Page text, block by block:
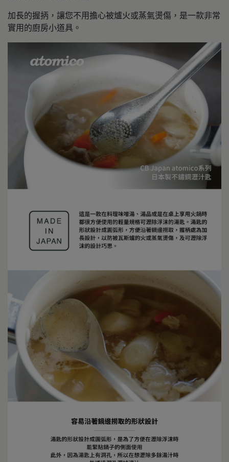
加長的握抦，讓您不用擔心被爐火或蒸氣燙傷，是一款非常
實用的廚房小道具。